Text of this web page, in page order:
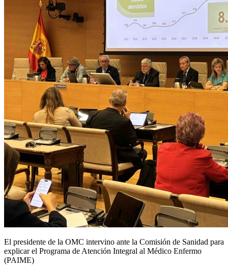
El presidente de la OMC intervino ante la Comisión de Sanidad para
explicar el Programa de Atención Integral al Médico Enfermo
(PAIME)